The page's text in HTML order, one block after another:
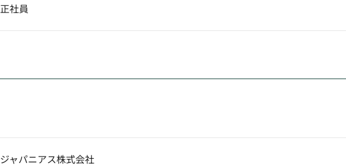
正社員
ジャパニアス株式会社